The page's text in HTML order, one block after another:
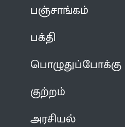
பஞ்சாங்கம்
பக்தி
பொழுதுப்போக்கு
குற்றம்
அரசியல்